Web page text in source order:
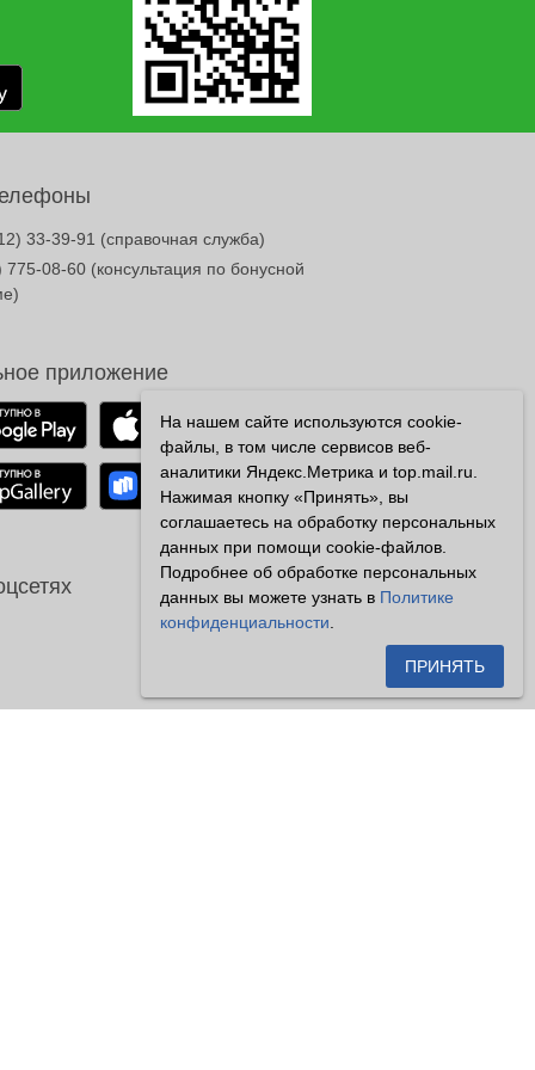
33-39-91 (справочная служба)
08-60 (консультация по бонусной
приложение
На нашем сайте используются cookie-
файлы, в том числе сервисов веб-
аналитики Яндекс.Метрика и top.mail.ru.
Нажимая кнопку «Принять», вы
соглашаетесь на обработку персональных
данных при помощи cookie-файлов.
Подробнее об обработке персональных
данных вы можете узнать в Политике
конфиденциальности
ПРИНЯТЬ